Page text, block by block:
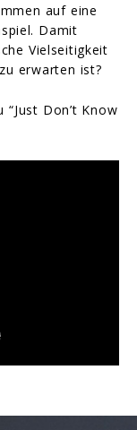
auf eine
Damit
Vielseitigkeit
erwarten ist?
Don’t Know